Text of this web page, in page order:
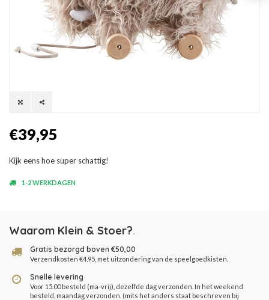
€39,95
Kijk eens hoe super schattig!
1-2 WERKDAGEN
Waarom Klein & Stoer?.
Gratis bezorgd boven €50,00
Verzendkosten €4,95, met uitzondering van de speelgoedkisten.
Snelle levering
Voor 15.00 besteld (ma-vrij), dezelfde dag verzonden. In het weekend
besteld, maandag verzonden. (mits het anders staat beschreven bij